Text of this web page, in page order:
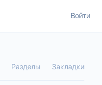
Войти
Разделы Закладки